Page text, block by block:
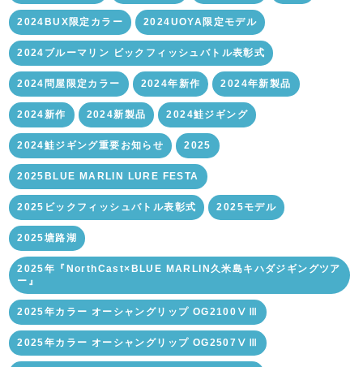
2024BUX限定カラー 2024UOYA限定モデル
2024ブルーマリン ビックフィッシュバトル表彰式
2024問屋限定カラー 2024年新作 2024年新製品
2024新作 2024新製品 2024鮭ジギング
2024鮭ジギング重要お知らせ 2025
2025BLUE MARLIN LURE FESTA
2025ビックフィッシュバトル表彰式 2025モデル
2025塘路湖
2025年『NorthCast×BLUE MARLIN久米島キハダジギングツア
ー』
2025年カラー オーシャングリップ OG2100ⅤⅢ
2025年カラー オーシャングリップ OG2507ⅤⅢ